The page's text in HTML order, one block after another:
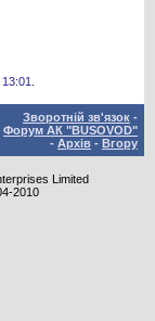
13:01
Зворотній зв'язок -
Форум АК "BUSOVOD"
- Архів - Вгору
Limited
2010